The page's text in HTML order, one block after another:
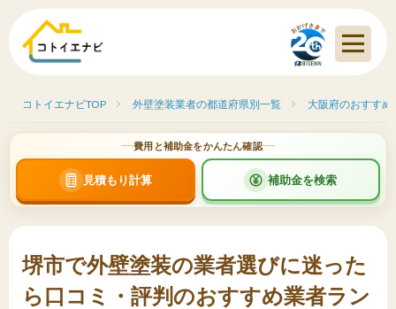
コトイエナビTOP 外壁塗装業者の都道府県別一覧 大阪府のおすす
費用と補助金をかんたん確認
見積もり計算 補助金を検索
堺市で外壁塗装の業者選びに迷った
ら口コミ・評判のおすすめ業者ラン